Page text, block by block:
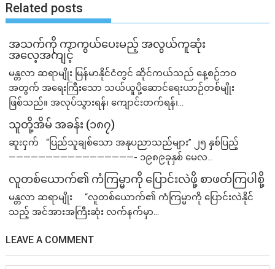
Related posts
အသက်ကို ကာကွယ်ပေးမည့် အလွယ်ကူဆုံး
အလေ့အကျင့်
မန္တလာ ဆရာမျိုး မြန်မာနိုင်ငံတွင် ဆိုင်ကယ်သည် နေ့စဉ်ဘဝ
အတွက် အရေးကြီးသော သယ်ယူပို့ဆောင်ရေးယာဉ်တစ်မျိုး
ဖြစ်သည်။ အလုပ်သွားရန်၊ ကျောင်းတက်ရန်၊...
သူတို့အိမ် အခန်း (၁၈၇)
ဆူးငှက် “ပြည်သူချစ်သော အနုပညာသည်များ” ၂၅ နှစ်ပြည့်
—————————————————- ၁၉၈၉ခုနှစ် မေလ...
လူတစ်ယောက်၏ ကံကြမ္မာကို ပြောင်းလဲဖို့ စာဖတ်ကြပါစို့
မန္တလာ ဆရာမျိုး “လူတစ်ယောက်၏ ကံကြမ္မာကို ပြောင်းလဲနိုင်
သည့် အင်အားအကြီးဆုံး လက်နက်မှာ...
LEAVE A COMMENT